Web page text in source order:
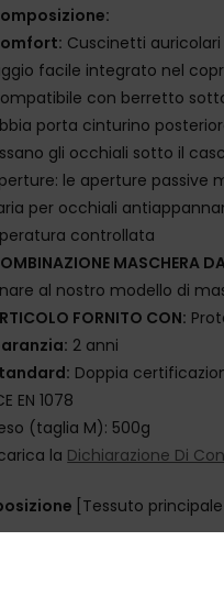
Cuscinetti
facile integrato nel
con berretto
porta cinturino
gli occhiali sotto il
le aperture passive
per occhiali
controllata
MASCHERA
al nostro modello di
FORNITO CON:
2 anni
Doppia
EN 1078
(taglia M): 500g
la Dichiarazione Di
[Tessuto